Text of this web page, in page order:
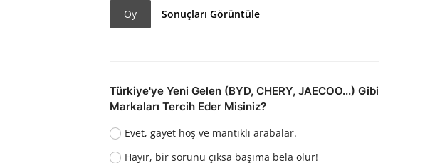
Oy Sonuçları Görüntüle
Türkiye'ye Yeni Gelen (BYD, CHERY, JAECOO...) Gibi
Markaları Tercih Eder Misiniz?
Evet, gayet hoş ve mantıklı arabalar.
Hayır, bir sorunu çıksa başıma bela olur!